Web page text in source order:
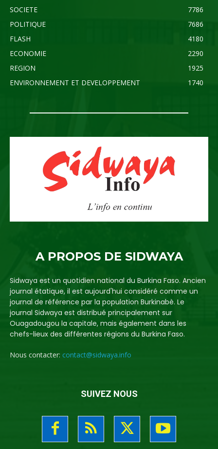
SOCIETE
7786
POLITIQUE
7686
FLASH
4180
ECONOMIE
2290
REGION
1925
ENVIRONNEMENT ET DEVELOPPEMENT
1740
A PROPOS DE SIDWAYA
Sidwaya est un quotidien national du Burkina Faso. Ancien
journal étatique, il est aujourd'hui considéré comme un
journal de référence par la population Burkinabè. Le
journal Sidwaya est distribué principalement sur
Ouagadougou la capitale, mais également dans les
chefs-lieux des différentes régions du Burkina Faso.
Nous contacter: contact@sidwaya.info
SUIVEZ NOUS